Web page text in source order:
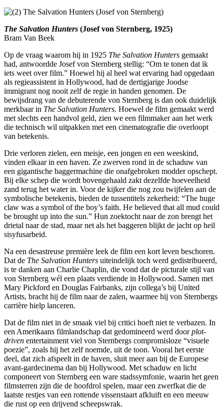
The Salvation Hunters (Josef von Sternberg, 1925)
Bram Van Beek
Op de vraag waarom hij in 1925 The Salvation Hunters gemaakt
had, antwoordde Josef von Sternberg stellig: “Om te tonen dat ik
iets weet over film.” Hoewel hij al heel wat ervaring had opgedaan
als regieassistent in Hollywood, had de dertigjarige Joodse
immigrant nog nooit zelf de regie in handen genomen. De
bewijsdrang van de debuterende von Sternberg is dan ook duidelijk
merkbaar in The Salvation Hunters. Hoewel de film gemaakt werd
met slechts een handvol geld, zien we een filmmaker aan het werk
die technisch wil uitpakken met een cinematografie die overloopt
van betekenis.
Drie verloren zielen, een meisje, een jongen en een weeskind,
vinden elkaar in een haven. Ze zwerven rond in de schaduw van
een gigantische baggermachine die onafgebroken modder opschept.
Bij elke schep die wordt bovengehaald zakt dezelfde hoeveelheid
zand terug het water in. Voor de kijker die nog zou twijfelen aan de
symbolische betekenis, bieden de tussentitels zekerheid: “The huge
claw was a symbol of the boy’s faith. He believed that all mud could
be brought up into the sun.” Hun zoektocht naar de zon brengt het
drietal naar de stad, maar net als het baggeren blijkt de jacht op heil
sisyfusarbeid.
Na een desastreuse première leek de film een kort leven beschoren.
Dat de The Salvation Hunters uiteindelijk toch werd gedistribueerd,
is te danken aan Charlie Chaplin, die vond dat de picturale stijl van
von Sternberg wél een plaats verdiende in Hollywood. Samen met
Mary Pickford en Douglas Fairbanks, zijn collega’s bij United
Artists, bracht hij de film naar de zalen, waarmee hij von Sternbergs
carrière hielp lanceren.
Dat de film niet in de smaak viel bij critici hoeft niet te verbazen. In
een Amerikaans filmlandschap dat gedomineerd werd doorplot-
driven entertainment viel von Sternbergs compromisloze “visuele
poezie”, zoals hij het zelf noemde, uit de toon. Vooral het eerste
deel, dat zich afspeelt in de haven, sluit meer aan bij de Europese
avant-gardecinema dan bij Hollywood. Met schaduw en licht
componeert von Sternberg een ware stadssymfonie, waarin het geen
filmsterren zijn die de hoofdrol spelen, maar een zwerfkat die de
laatste restjes van een rottende vissenstaart afkluift en een meeuw
die rust op een drijvend scheepswrak.